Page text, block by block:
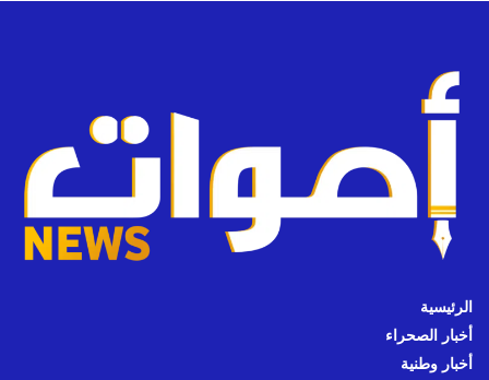
الرئيسية
أخبار الصحراء
أخبار وطنية